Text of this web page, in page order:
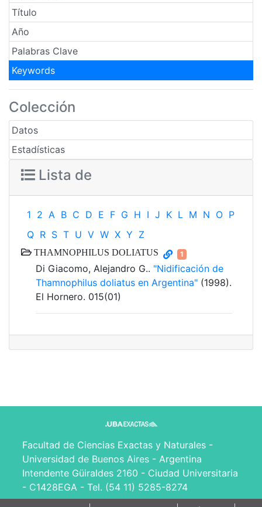
Título
Año
Palabras Clave
Keywords
Colección
Datos
Estadísticas
Lista de
1 2 A B C D E F G H I J K L M N O P
Q R S T U V W X Y Z
THAMNOPHILUS DOLIATUS 1
Di Giacomo, Alejandro G.. "Nidificación de
Thamnophilus doliatus en Argentina" (1998).
El Hornero. 015(01)
Facultad de Ciencias Exactas y Naturales -
Universidad de Buenos Aires - Argentina
Intendente Güiraldes 2160 - Ciudad Universitaria
- C1428EGA - Tel. (54 11) 5285-8274